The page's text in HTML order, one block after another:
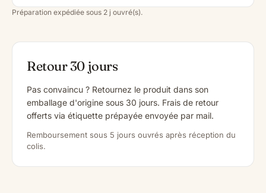
Préparation expédiée sous 2 j ouvré(s).
Retour 30 jours
Pas convaincu ? Retournez le produit dans son
emballage d'origine sous 30 jours. Frais de retour
offerts via étiquette prépayée envoyée par mail.
Remboursement sous 5 jours ouvrés après réception du
colis.